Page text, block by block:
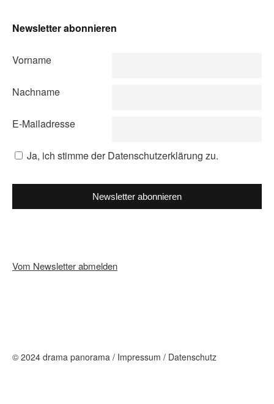
Newsletter abonnieren
Vorname
Nachname
E-Mailadresse
Ja, ich stimme der Datenschutzerklärung zu.
Newsletter abonnieren
Vom Newsletter abmelden
© 2024 drama panorama / Impressum / Datenschutz